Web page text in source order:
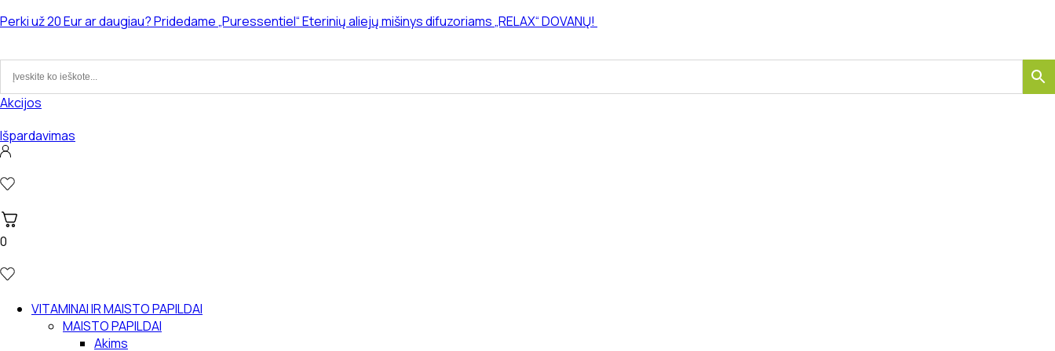
Eiti
Perki už 20 Eur ar daugiau? Pridedame „Puressentiel“ Eterinių aliejų mišinys difuzoriams „RELAX“ DOVANŲ!
Akcijos
Išpardavimas
0
VITAMINAI IR MAISTO PAPILDAI
MAISTO PAPILDAI
Akims